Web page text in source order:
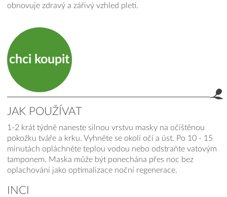
obnovuje zdravý a zářivý vzhled pleti.
chci koupit
JAK POUŽÍVAT
1-2 krát týdně naneste silnou vrstvu masky na očištěnou
pokožku tváře a krku. Vyhněte se okolí očí a úst. Po 10 - 15
minutách opláchněte teplou vodou nebo odstraňte vatovým
tamponem. Maska může být ponechána přes noc bez
oplachování jako optimalizace noční regenerace.
INCI